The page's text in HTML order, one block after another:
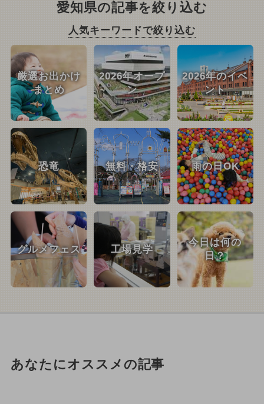
愛知県の記事を絞り込む
人気キーワードで絞り込む
厳選お出かけ
まとめ
2026年オープ
ン
2026年のイベ
ント
恐竜 無料・格安 雨の日OK
グルメフェス 工場見学
今日は何の
日？
あなたにオススメの記事